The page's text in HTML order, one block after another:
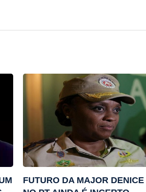
FUTURO DA MAJOR DENICE